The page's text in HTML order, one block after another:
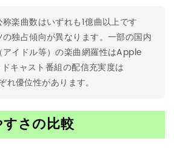
称楽曲数はいずれも1億曲以上です
独占傾向が異なります。一部の国内
アイドル等）の楽曲網羅性はApple
キャスト番組の配信充実度は
優位性があります。
さの比較